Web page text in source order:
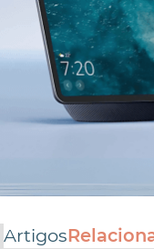
Artigos